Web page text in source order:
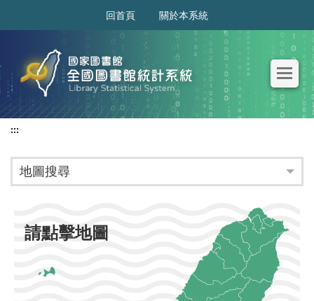
回首頁 關於本系統
:::
地圖搜尋
請點擊地圖